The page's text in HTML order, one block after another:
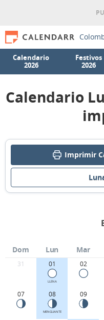
Calendario
2026
Festivos
2026
Calendario
Imprimir
Dom Lun Mar
31 01
LLENA
02
07 08
MENGUANTE
09